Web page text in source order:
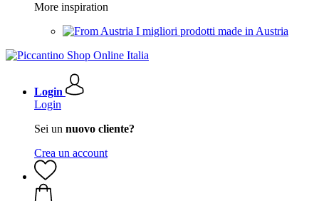
More inspiration
I migliori prodotti made in Austria
Login
Login
Sei un nuovo cliente?
Crea un account